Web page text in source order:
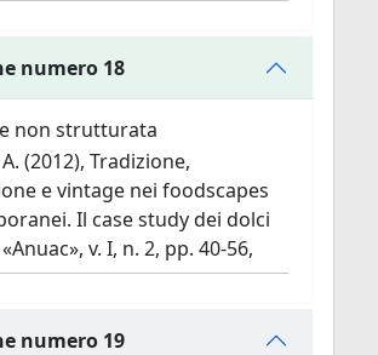
numero 18
non strutturata
(2012), Tradizione,
e vintage nei foodscapes
Il case study dei dolci
v. I, n. 2, pp. 40-56,
numero 19